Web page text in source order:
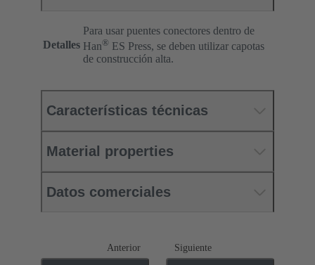
Detalles
Para usar puentes conectores dentro de
Han® ES Press, se deben utilizar capotas
de construcción alta.
Características técnicas
Material properties
Datos comerciales
Anterior Siguiente